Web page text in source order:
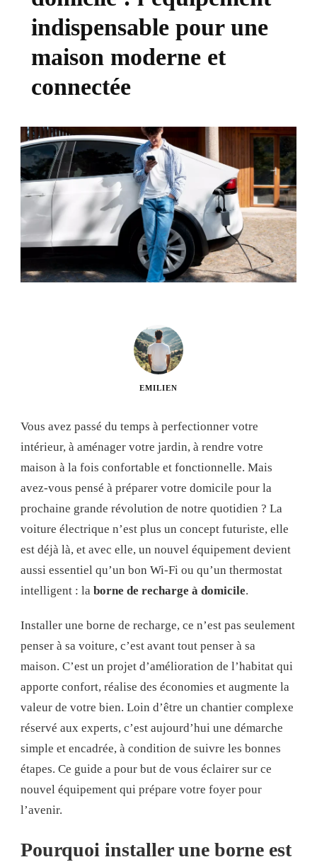
indispensable pour une
maison moderne et
connectée
EMILIEN
Vous avez passé du temps à perfectionner votre
intérieur, à aménager votre jardin, à rendre votre
maison à la fois confortable et fonctionnelle. Mais
avez-vous pensé à préparer votre domicile pour la
prochaine grande révolution de notre quotidien ? La
voiture électrique n’est plus un concept futuriste, elle
est déjà là, et avec elle, un nouvel équipement devient
aussi essentiel qu’un bon Wi-Fi ou qu’un thermostat
intelligent : la borne de recharge à domicile.
Installer une borne de recharge, ce n’est pas seulement
penser à sa voiture, c’est avant tout penser à sa
maison. C’est un projet d’amélioration de l’habitat qui
apporte confort, réalise des économies et augmente la
valeur de votre bien. Loin d’être un chantier complexe
réservé aux experts, c’est aujourd’hui une démarche
simple et encadrée, à condition de suivre les bonnes
étapes. Ce guide a pour but de vous éclairer sur ce
nouvel équipement qui prépare votre foyer pour
l’avenir.
Pourquoi installer une borne est